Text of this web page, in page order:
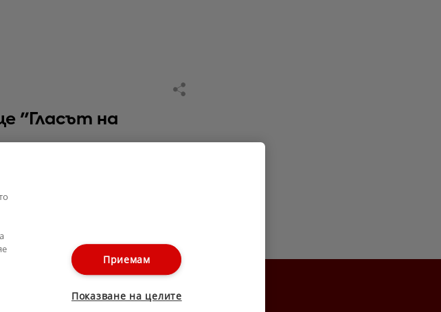
"Гласът на
Приемам
Показване на целите